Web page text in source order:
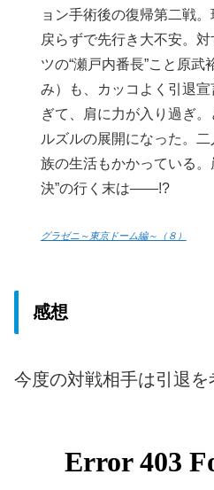
ョン手術後の復帰第二戦
戻らずで先行き大不安。
ツの“瀬戸内番長”こと原武
み）も、カッコよく引退
ぎて、肩に力が入り過ぎ
ルズルの展開になった。
族の生活もかかっている。
決”の行く末は――!?
グラゼニ～東京ドーム編～（８）
感想
今度の対戦相手は引退を